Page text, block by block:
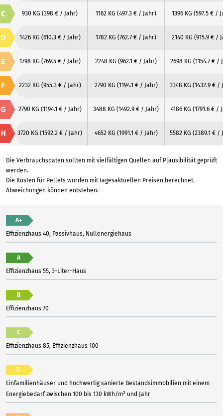
C 930 KG (398 € / Jahr) 1162 KG (497.3 € / Jahr) 1396 KG (597.5 € /
D 1426 KG (610.3 € / Jahr) 1782 KG (762.7 € / Jahr) 2140 KG (915.9 € /
E 1798 KG (769.5 € / Jahr) 2248 KG (962.1 € / Jahr) 2698 KG (1154.7 € /
F 2232 KG (955.3 € / Jahr) 2790 KG (1194.1 € / Jahr) 3348 KG (1432.9 € /
G 2790 KG (1194.1 € / Jahr) 3488 KG (1492.9 € / Jahr) 4186 KG (1791.6 € /
H 3720 KG (1592.2 € / Jahr) 4652 KG (1991.1 € / Jahr) 5582 KG (2389.1 € /
Die Verbrauchsdaten sollten mit vielfältigen Quellen auf Plausibilität geprüft
werden.
Die Kosten für Pellets wurden mit tagesaktuellen Preisen berechnet.
Abweichungen können entstehen.
A+
Effizienzhaus 40, Passivhaus, Nullenergiehaus
A
Effizienzhaus 55, 3-Liter-Haus
B
Effizienzhaus 70
C
Effizienzhaus 85, Effizienzhaus 100
D
Einfamilienhäuser und hochwertig sanierte Bestandsimmobilien mit einem
Energiebedarf zwischen 100 bis 130 kWh/m² und Jahr